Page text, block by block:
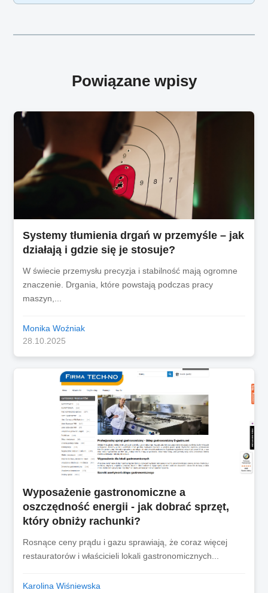
Powiązane wpisy
Systemy tłumienia drgań w przemyśle – jak
działają i gdzie się je stosuje?
W świecie przemysłu precyzja i stabilność mają ogromne
znaczenie. Drgania, które powstają podczas pracy
maszyn,...
Monika Woźniak
28.10.2025
Wyposażenie gastronomiczne a
oszczędność energii - jak dobrać sprzęt,
który obniży rachunki?
Rosnące ceny prądu i gazu sprawiają, że coraz więcej
restauratorów i właścicieli lokali gastronomicznych...
Karolina Wiśniewska